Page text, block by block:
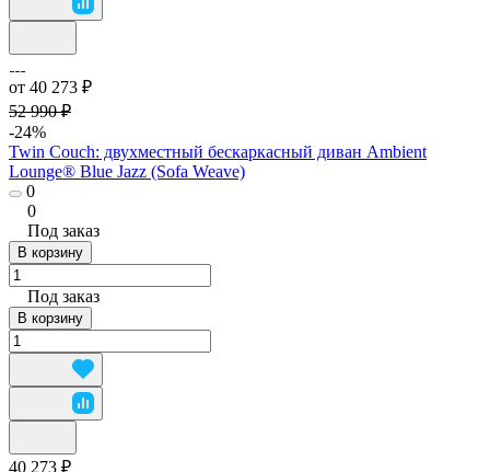
от 40 273 ₽
52 990 ₽
-24%
Twin Couch: двухместный бескаркасный диван Ambient
Lounge® Blue Jazz (Sofa Weave)
0
0
Под заказ
В корзину
Под заказ
В корзину
40 273 ₽